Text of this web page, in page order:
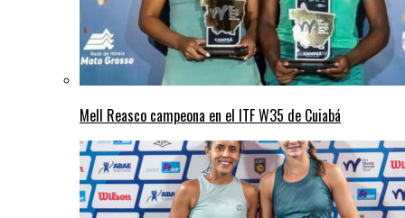
Mell Reasco campeona en el ITF W35 de Cuiabá